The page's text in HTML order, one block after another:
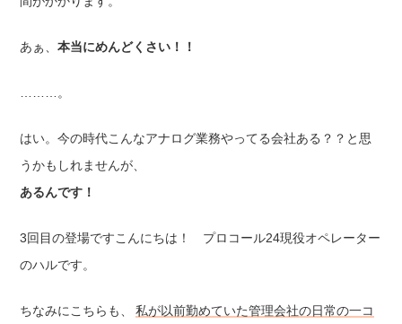
あぁ、本当にめんどくさい！！
………。
はい。今の時代こんなアナログ業務やってる会社ある？？と思
うかもしれませんが、
あるんです！
3回目の登場ですこんにちは！ プロコール24現役オペレーター
のハルです。
ちなみにこちらも、
私が以前勤めていた管理会社の日常の一コ